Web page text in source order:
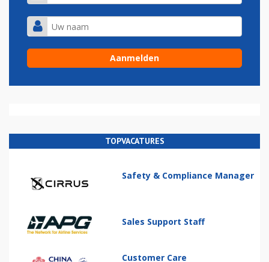
TOPVACATURES
Safety & Compliance Manager
Sales Support Staff
Customer Care